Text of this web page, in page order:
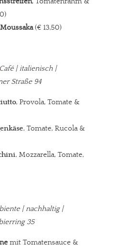
(€ 13,50)
Café | italienisch |
Straße 94
, Provola, Tomate &
, Tomate, Rucola &
, Mozzarella, Tomate,
| nachhaltig |
35
mit Tomatensauce &